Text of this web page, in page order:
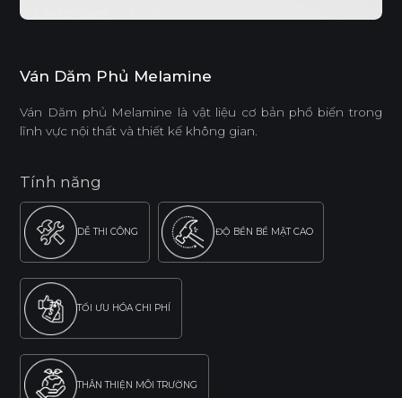
Ván Dăm Phủ Melamine
Ván Dăm phủ Melamine là vật liệu cơ bản phổ biến trong
lĩnh vực nội thất và thiết kế không gian.
Tính năng
DỄ THI CÔNG ĐỘ BỀN BỀ MẶT CAO
TỐI ƯU HÓA CHI PHÍ
THÂN THIỆN MÔI TRƯỜNG